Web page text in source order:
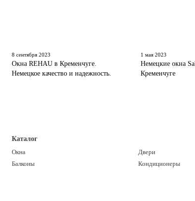
8 сентября 2023
Окна REHAU в Кременчуге.
Немецкое качество и надежность.
1 мая 2023
Немецкие окна
Кременчуге
Каталог
Окна
Балконы
Двери
Кондиционеры